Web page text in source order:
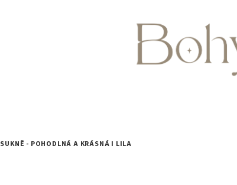
SUKNĚ - POHODLNÁ A KRÁSNÁ I LILA